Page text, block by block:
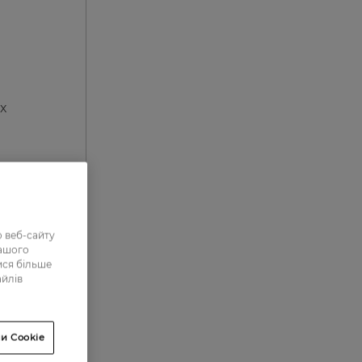
сайту
більше
Cookie